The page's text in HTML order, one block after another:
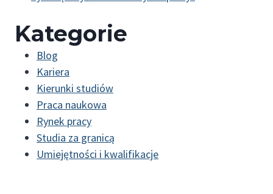
Kategorie
Blog
Kariera
Kierunki studiów
Praca naukowa
Rynek pracy
Studia za granicą
Umiejętności i kwalifikacje